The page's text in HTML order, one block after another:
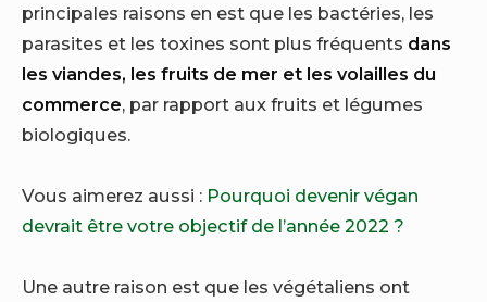
principales raisons en est que les bactéries, les
parasites et les toxines sont plus fréquents dans
les viandes, les fruits de mer et les volailles du
commerce, par rapport aux fruits et légumes
biologiques.
Vous aimerez aussi : Pourquoi devenir végan
devrait être votre objectif de l’année 2022 ?
Une autre raison est que les végétaliens ont